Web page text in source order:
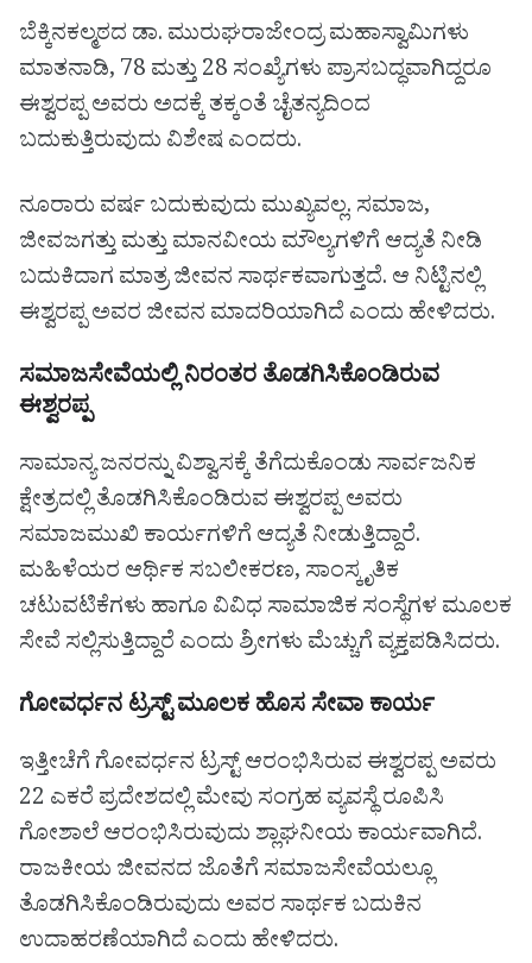
ಬೆಕ್ಕಿನಕಲ್ಮಠದ ಡಾ. ಮುರುಘರಾಜೇಂದ್ರ ಮಹಾಸ್ವಾಮಿಗಳು
ಮಾತನಾಡಿ, 78 ಮತ್ತು 28 ಸಂಖ್ಯೆಗಳು ಪ್ರಾಸಬದ್ಧವಾಗಿದ್ದರೂ
ಈಶ್ವರಪ್ಪ ಅವರು ಅದಕ್ಕೆ ತಕ್ಕಂತೆ ಚೈತನ್ಯದಿಂದ
ಬದುಕುತ್ತಿರುವುದು ವಿಶೇಷ ಎಂದರು.
ನೂರಾರು ವರ್ಷ ಬದುಕುವುದು ಮುಖ್ಯವಲ್ಲ. ಸಮಾಜ,
ಜೀವಜಗತ್ತು ಮತ್ತು ಮಾನವೀಯ ಮೌಲ್ಯಗಳಿಗೆ ಆದ್ಯತೆ ನೀಡಿ
ಬದುಕಿದಾಗ ಮಾತ್ರ ಜೀವನ ಸಾರ್ಥಕವಾಗುತ್ತದೆ. ಆ ನಿಟ್ಟಿನಲ್ಲಿ
ಈಶ್ವರಪ್ಪ ಅವರ ಜೀವನ ಮಾದರಿಯಾಗಿದೆ ಎಂದು ಹೇಳಿದರು.
ಸಮಾಜಸೇವೆಯಲ್ಲಿ ನಿರಂತರ ತೊಡಗಿಸಿಕೊಂಡಿರುವ
ಈಶ್ವರಪ್ಪ
ಸಾಮಾನ್ಯ ಜನರನ್ನು ವಿಶ್ವಾಸಕ್ಕೆ ತೆಗೆದುಕೊಂಡು ಸಾರ್ವಜನಿಕ
ಕ್ಷೇತ್ರದಲ್ಲಿ ತೊಡಗಿಸಿಕೊಂಡಿರುವ ಈಶ್ವರಪ್ಪ ಅವರು
ಸಮಾಜಮುಖಿ ಕಾರ್ಯಗಳಿಗೆ ಆದ್ಯತೆ ನೀಡುತ್ತಿದ್ದಾರೆ.
ಮಹಿಳೆಯರ ಆರ್ಥಿಕ ಸಬಲೀಕರಣ, ಸಾಂಸ್ಕೃತಿಕ
ಚಟುವಟಿಕೆಗಳು ಹಾಗೂ ವಿವಿಧ ಸಾಮಾಜಿಕ ಸಂಸ್ಥೆಗಳ ಮೂಲಕ
ಸೇವೆ ಸಲ್ಲಿಸುತ್ತಿದ್ದಾರೆ ಎಂದು ಶ್ರೀಗಳು ಮೆಚ್ಚುಗೆ ವ್ಯಕ್ತಪಡಿಸಿದರು.
ಗೋವರ್ಧನ ಟ್ರಸ್ಟ್ ಮೂಲಕ ಹೊಸ ಸೇವಾ ಕಾರ್ಯ
ಇತ್ತೀಚೆಗೆ ಗೋವರ್ಧನ ಟ್ರಸ್ಟ್ ಆರಂಭಿಸಿರುವ ಈಶ್ವರಪ್ಪ ಅವರು
22 ಎಕರೆ ಪ್ರದೇಶದಲ್ಲಿ ಮೇವು ಸಂಗ್ರಹ ವ್ಯವಸ್ಥೆ ರೂಪಿಸಿ
ಗೋಶಾಲೆ ಆರಂಭಿಸಿರುವುದು ಶ್ಲಾಘನೀಯ ಕಾರ್ಯವಾಗಿದೆ.
ರಾಜಕೀಯ ಜೀವನದ ಜೊತೆಗೆ ಸಮಾಜಸೇವೆಯಲ್ಲೂ
ತೊಡಗಿಸಿಕೊಂಡಿರುವುದು ಅವರ ಸಾರ್ಥಕ ಬದುಕಿನ
ಉದಾಹರಣೆಯಾಗಿದೆ ಎಂದು ಹೇಳಿದರು.